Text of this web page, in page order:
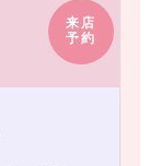
来店
予約